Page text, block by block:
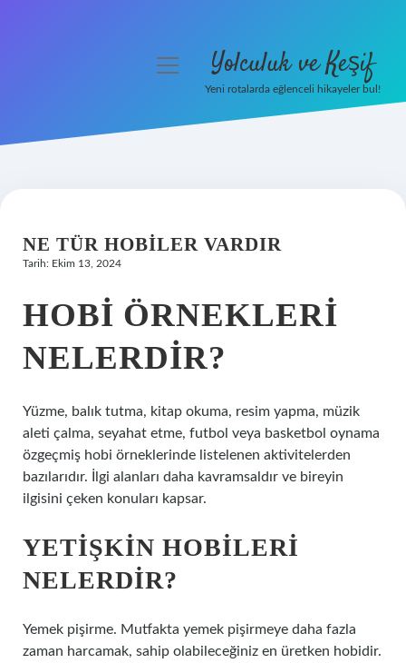
Hakkımızda
menüyü Yolculuk ve Keşif
Yeni rotalarda eğlenceli hikayeler bul!
NE TÜR HOBILER VARDIR
Tarih: Ekim 13, 2024
HOBI ÖRNEKLERI
NELERDIR?
Yüzme, balık tutma, kitap okuma, resim yapma, müzik
aleti çalma, seyahat etme, futbol veya basketbol oynama
özgeçmiş hobi örneklerinde listelenen aktivitelerden
bazılarıdır. İlgi alanları daha kavramsaldır ve bireyin
ilgisini çeken konuları kapsar.
YETIŞKIN HOBILERI
NELERDIR?
Yemek pişirme. Mutfakta yemek pişirmeye daha fazla
zaman harcamak, sahip olabileceğiniz en üretken hobidir.